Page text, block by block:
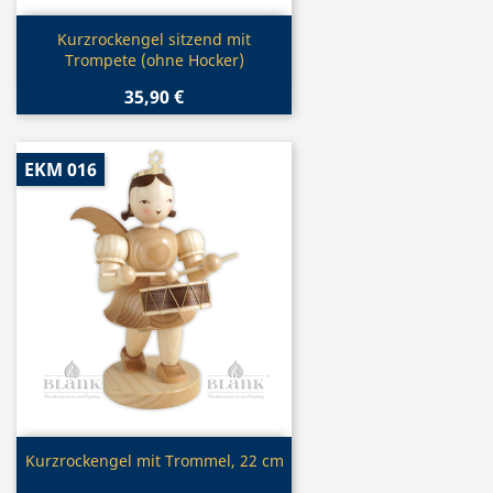
Vorschau
Kurzrockengel sitzend mit
Trompete (ohne Hocker)
35,90 €
Vorschau
Kurzrockengel mit Trommel, 22 cm
EKM 016